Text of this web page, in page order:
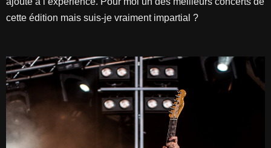
cette édition mais suis-je vraiment impartial ?